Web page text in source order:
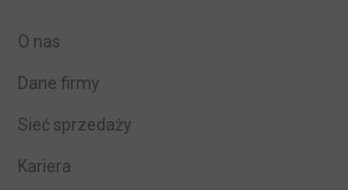
O nas
Dane firmy
Sieć sprzedaży
Kariera